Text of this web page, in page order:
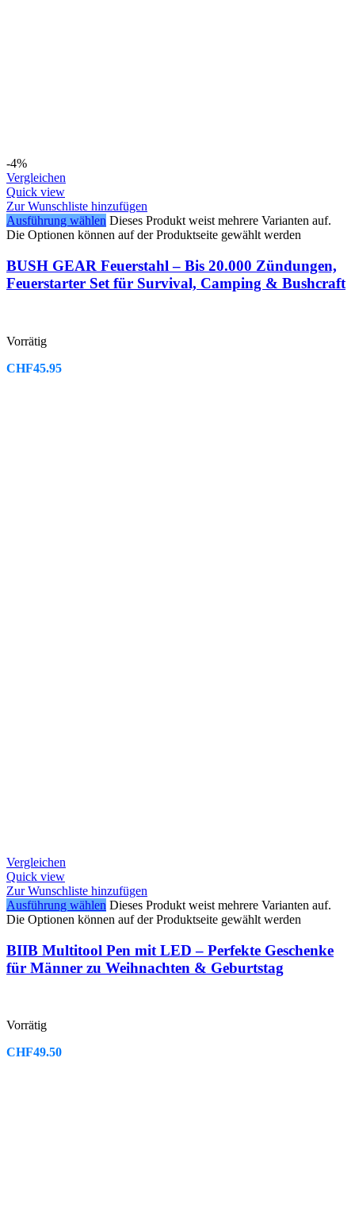
-4%
Vergleichen
Quick view
Zur Wunschliste hinzufügen
Ausführung wählen Dieses Produkt weist mehrere Varianten auf.
Die Optionen können auf der Produktseite gewählt werden
BUSH GEAR Feuerstahl – Bis 20.000 Zündungen,
Feuerstarter Set für Survival, Camping & Bushcraft
Vorrätig
CHF45.95
Vergleichen
Quick view
Zur Wunschliste hinzufügen
Ausführung wählen Dieses Produkt weist mehrere Varianten auf.
Die Optionen können auf der Produktseite gewählt werden
BIIB Multitool Pen mit LED – Perfekte Geschenke
für Männer zu Weihnachten & Geburtstag
Vorrätig
CHF49.50